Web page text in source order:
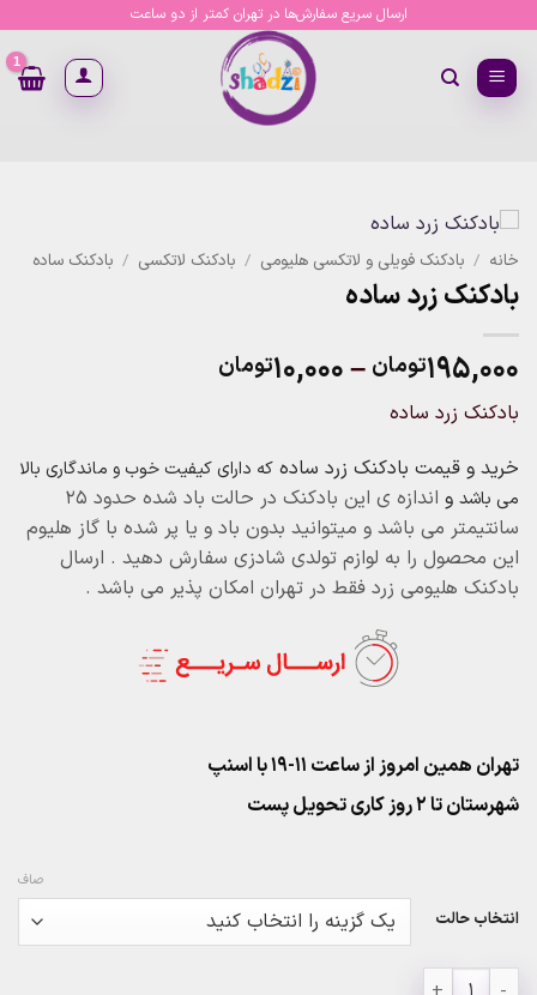
content
ارسال سریع سفارش‌ها در تهران کمتر از دو ساعت
خانه / بادکنک فویلی و لاتکسی هلیومی / بادکنک لاتکسی / بادکنک ساده
بادکنک زرد ساده
۱۹۵,۰۰۰تومان –۱۰,۰۰۰تومان
through
۱۹۵,۰۰۰تومان
بادکنک زرد ساده
خرید و قیمت بادکنک زرد ساده که دارای کیفیت خوب و ماندگاری بالا
می باشد و
اندازه ی این بادکنک در حالت باد شده حدود ۲۵
سانتیمتر می باشد و میتوانید بدون باد و یا پر شده با گاز هلیوم
این محصول را به لوازم تولدی شادزی سفارش دهید . ارسال
بادکنک هلیومی زرد فقط در تهران امکان پذیر می باشد .
تهران همین امروز از ساعت ۱۱-۱۹ با اسنپ
شهرستان تا 2 روز کاری تحویل پست
انتخاب حالت
صاف
بادکنک زرد ساده عدد